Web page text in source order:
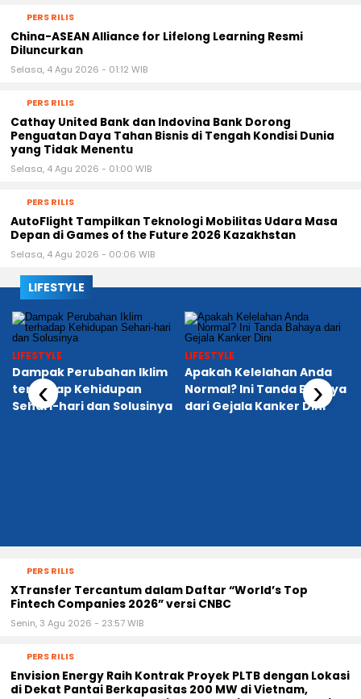
PERS RILIS
China-ASEAN Alliance for Lifelong Learning Resmi
Diluncurkan
Selasa, 4 Agu 2026 - 01:12 WIB
PERS RILIS
Cathay United Bank dan Indovina Bank Dorong
Penguatan Daya Tahan Bisnis di Tengah Kondisi Dunia
yang Tidak Menentu
Selasa, 4 Agu 2026 - 01:00 WIB
PERS RILIS
AutoFlight Tampilkan Teknologi Mobilitas Udara Masa
Depan di Games of the Future 2026 Kazakhstan
Selasa, 4 Agu 2026 - 00:06 WIB
LIFESTYLE
LIFESTYLE
Dampak Perubahan Iklim
terhadap Kehidupan
Sehari-hari dan Solusinya
LIFESTYLE
Apakah Kelelahan Anda
Normal? Ini Tanda Bahaya
dari Gejala Kanker Dini
‹ ›
Senin, 3 Agu 2026 - 23:57 WIB
PERS RILIS
Envision Energy Raih Kontrak Proyek PLTB dengan Lokasi
di Dekat Pantai Berkapasitas 200 MW di Vietnam,
Perkuat Pengembangan Sistem Energi Masa Depan di
Senin, 3 Agu 2026 - 23:45 WIB
PERS RILIS